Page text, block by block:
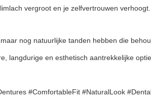
vergroot en je zelfvertrouwen verhoogt.
nog natuurlijke tanden hebben die
langdurige en esthetisch aantrekkelijke
#ComfortableFit #NaturalLook